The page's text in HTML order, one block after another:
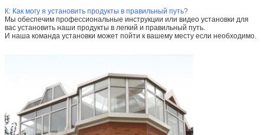
К: Как могу я установить продукты в правильный путь?
Мы обеспечим профессиональные инструкции или видео установки для
вас установить наши продукты в легкий и правильный путь.
И наша команда установки может пойти к вашему месту если необходимо.